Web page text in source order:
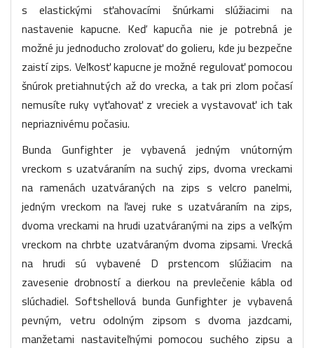
s elastickými sťahovacími šnúrkami slúžiacimi na
nastavenie kapucne. Keď kapucňa nie je potrebná je
možné ju jednoducho zrolovať do golieru, kde ju bezpečne
zaistí zips. Veľkosť kapucne je možné regulovať pomocou
šnúrok pretiahnutých až do vrecka, a tak pri zlom počasí
nemusíte ruky vyťahovať z vreciek a vystavovať ich tak
nepriaznivému počasiu.
Bunda Gunfighter je vybavená jedným vnútorným
vreckom s uzatváraním na suchý zips, dvoma vreckami
na ramenách uzatváraných na zips s velcro panelmi,
jedným vreckom na ľavej ruke s uzatváraním na zips,
dvoma vreckami na hrudi uzatváranými na zips a veľkým
vreckom na chrbte uzatváraným dvoma zipsami. Vrecká
na hrudi sú vybavené D prstencom slúžiacim na
zavesenie drobností a dierkou na prevlečenie kábla od
slúchadiel. Softshellová bunda Gunfighter je vybavená
pevným, vetru odolným zipsom s dvoma jazdcami,
manžetami nastaviteľnými pomocou suchého zipsu a